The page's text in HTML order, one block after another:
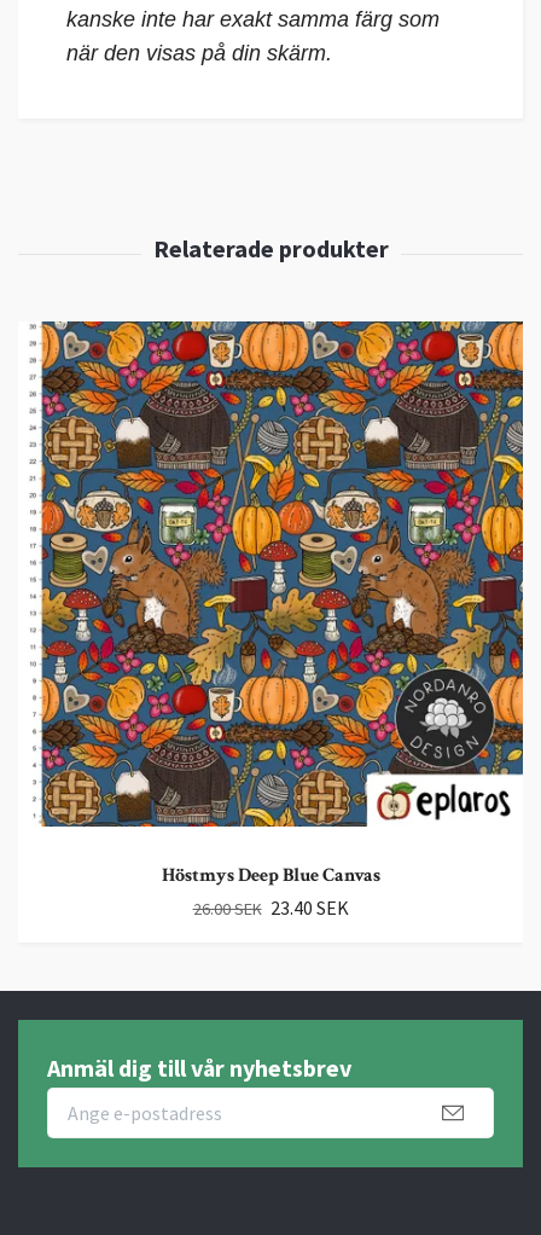
kanske inte har exakt samma färg som
när den visas på din skärm.
Höstmys Deep Blue Canvas
26.00 SEK 23.40 SEK
Anmäl dig till vår nyhetsbrev